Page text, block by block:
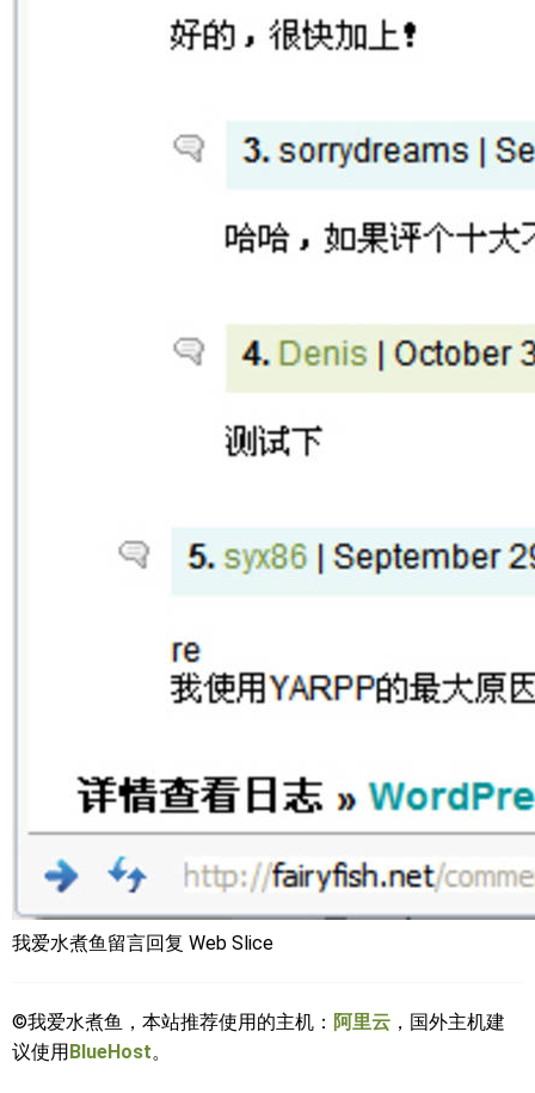
我爱水煮鱼留言回复 Web Slice
©我爱水煮鱼，本站推荐使用的主机： 阿里云 ，国外主机建
议使用BlueHost。